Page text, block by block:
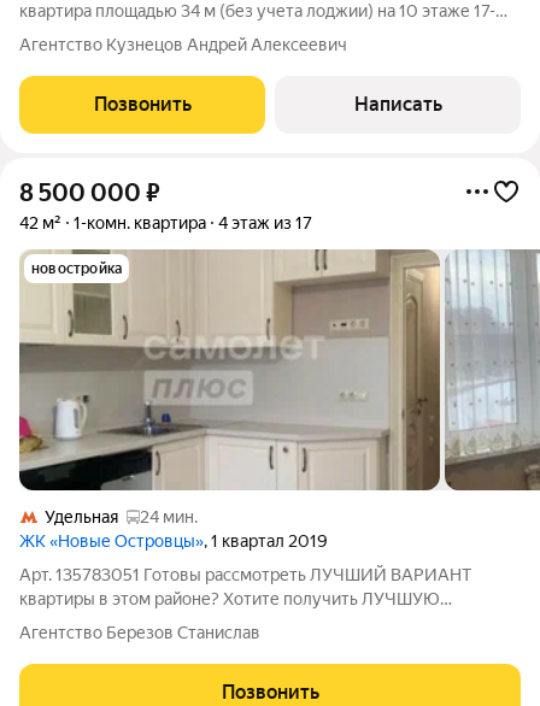
квартира площадью 34 м (без учета лоджии) на 10 этаже 17-
этажного монолитно-кирпичного дома 2019 года постройки.
Квартира с просторной кухней 9,3 м, в современном жилом
комплексе «Томилино Парк».
Агентство Кузнецов Андрей Алексеевич
Позвонить Написать
8 500 000 ₽
42 м² 1-комн. квартира 4 этаж из 17
новостройка
Удельная
24 мин.
ЖК «Новые Островцы», 1 квартал 2019
Арт. 135783051 Готовы рассмотреть ЛУЧШИЙ ВАРИАНТ
квартиры в этом районе? Хотите получить ЛУЧШУЮ
СТОИМОСТЬ квартиры в этом районе? Ищите квартиру с
ГАРАНТИЕЙ БЕЗОПАСНОСТИ? Тогда эта КВАРТИРА ДЛЯ ВАС!
Однокомнатная квартира, расположенная по адресу:
Агентство Березов Станислав
Позвонить